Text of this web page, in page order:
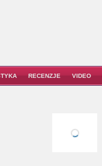
RECENZJE VIDEO